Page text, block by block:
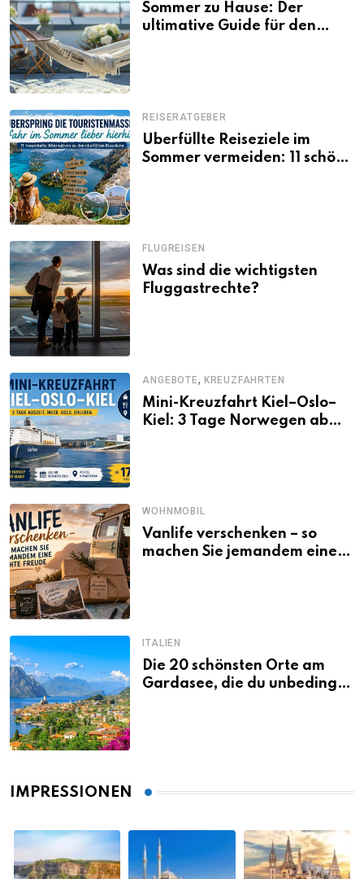
Sommer zu Hause: Der
ultimative Guide für den
REISERATGEBER
Überfüllte Reiseziele im
Sommer vermeiden: 11 schöne
FLUGREISEN
Was sind die wichtigsten
Fluggastrechte?
ANGEBOTE, KREUZFAHRTEN
Mini-Kreuzfahrt Kiel–Oslo–
Kiel: 3 Tage Norwegen ab
WOHNMOBIL
Vanlife verschenken – so
machen Sie jemandem eine
ITALIEN
Die 20 schönsten Orte am
Gardasee, die du unbedingt
IMPRESSIONEN